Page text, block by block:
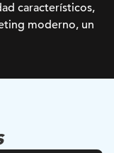
característicos,
moderno, un